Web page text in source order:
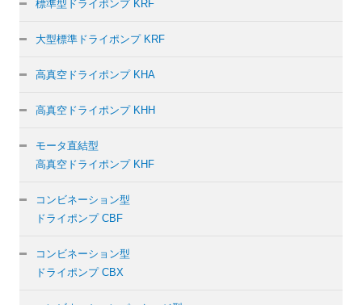
標準型ドライポンプ KRF
大型標準ドライポンプ KRF
高真空ドライポンプ KHA
高真空ドライポンプ KHH
モータ直結型
高真空ドライポンプ KHF
コンビネーション型
ドライポンプ CBF
コンビネーション型
ドライポンプ CBX